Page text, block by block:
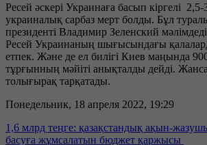
Ресей әскері Украинаға басып кіргелі
украиналық сарбаз мерт болды. Бұл
президенті Владимир Зеленский
Ресей Украинаның шығысындағы
етпек. Және де ел билігі Киев маңында
тұрғынның мәйіті анықталды дейді.
толығырақ тарқатады.
Понедельник, 18 апреля 2022, 19:29
1,6 млрд теңге: қазақстандық ақын-
басуға жұмсалатын бюджет қаржысы